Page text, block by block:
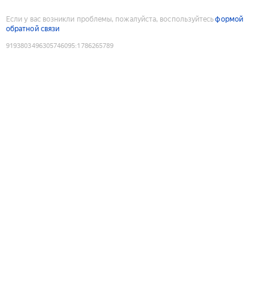
Если у вас возникли проблемы, пожалуйста, воспользуйтесьформой
обратной связи
9193803496305746095:1786265789